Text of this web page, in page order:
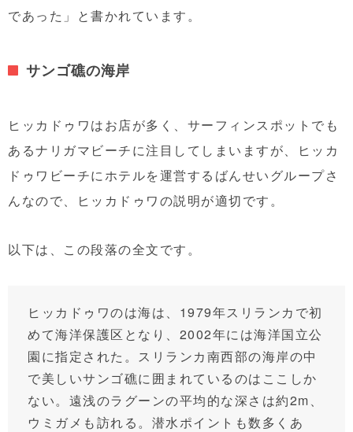
であった」と書かれています。
サンゴ礁の海岸
ヒッカドゥワはお店が多く、サーフィンスポットでも
あるナリガマビーチに注目してしまいますが、ヒッカ
ドゥワビーチにホテルを運営するばんせいグループさ
んなので、ヒッカドゥワの説明が適切です。
以下は、この段落の全文です。
ヒッカドゥワのは海は、1979年スリランカで初
めて海洋保護区となり、2002年には海洋国立公
園に指定された。スリランカ南西部の海岸の中
で美しいサンゴ礁に囲まれているのはここしか
ない。遠浅のラグーンの平均的な深さは約2m、
ウミガメも訪れる。潜水ポイントも数多くあ